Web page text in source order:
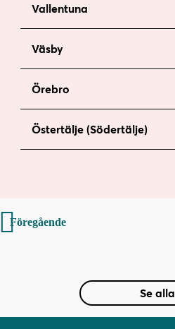
Vallentuna
Väsby
Örebro
Östertälje (Södertälje)
Föregående
Se alla